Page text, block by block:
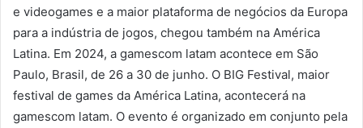
e videogames e a maior plataforma de negócios da Europa
para a indústria de jogos, chegou também na América
Latina. Em 2024, a gamescom latam acontece em São
Paulo, Brasil, de 26 a 30 de junho. O BIG Festival, maior
festival de games da América Latina, acontecerá na
gamescom latam. O evento é organizado em conjunto pela